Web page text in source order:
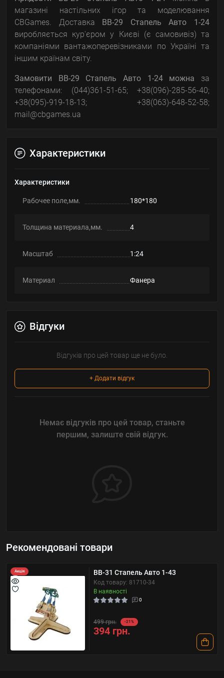
магазині настільних ігор та моделювання
CBGames. Доставка
BB-29 Стапель Авто 1-24
виробляється кур'єром у Києві (є самовивіз) та
компаніями вантажоперевізниками по Україні та
іншим країнам світу.
Замовити BB-29 Стапель Авто 1-24 можна за
телефонами: (044)361-51-65; +38(096)-285-56-40;
+38(095)-919-18-13; +38(063)-648-52-58;
mail@cbgames.ua
Характеристики
Характеристики
Рабочее поле,мм. 180*180
Толщина материала,мм. 4
Масштаб 1:24
Материал Фанера
Відгуки
Відгуків про цей товар ще не було.
+ Додати відгук
Немає відгуків про цей товар, станьте
першим, залиште свій відгук.
Рекомендовані товари
Акція BB-31 Стапель Авто 1-43
Код товару: 81710-34
В наявності
0
499 грн. -21%
394 грн.